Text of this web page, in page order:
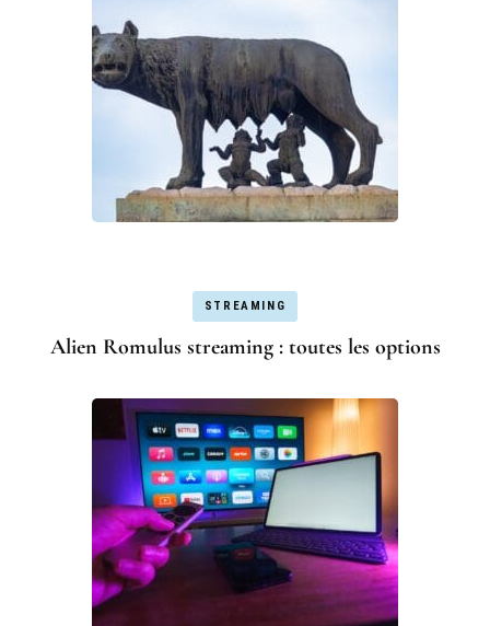
STREAMING
Alien Romulus streaming : toutes les options